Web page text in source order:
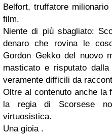
Belfort, truffatore
film.
Niente di più sbagliato:
denaro che rovina le
Gordon Gekko del nuovo
masticato e risputato
veramente difficili da
Oltre al contenuto anche la
la regia di Scorsese
virtuosistica.
Una gioia .